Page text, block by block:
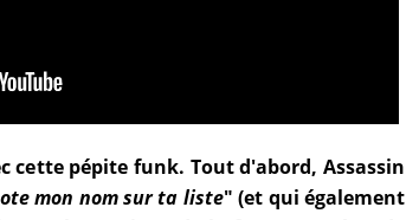
cette pépite funk. Tout d'abord, Assassin
mon nom sur ta liste" (et qui également